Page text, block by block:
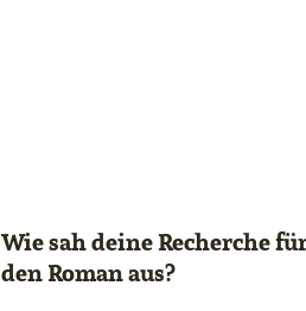
Wie sah deine Recherche
den Roman aus?